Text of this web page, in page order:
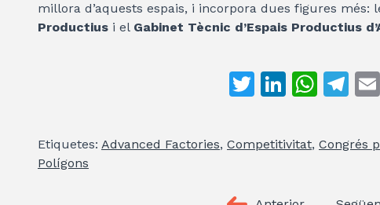
millora d’aquests espais, i incorpora dues figures més:
Productius i el Gabinet Tècnic d’Espais Productius
T
itt
er
Li
k
e
W
at
s
T
e
gr
Etiquetes: Advanced Factories, Competitivitat, Congrés
Polígons